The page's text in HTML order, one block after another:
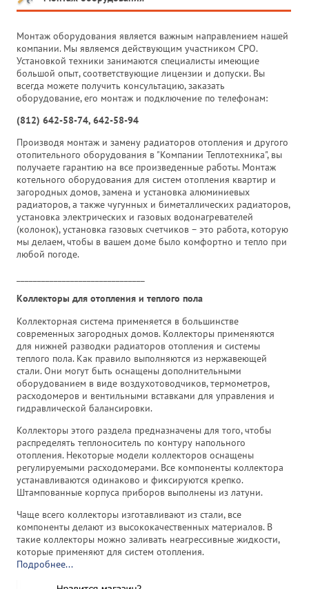
Монтаж оборудования является важным направлением нашей
компании. Мы являемся действующим участником СРО.
Установкой техники занимаются специалисты имеющие
большой опыт, соответствующие лицензии и допуски. Вы
всегда можете получить консультацию, заказать
оборудование, его монтаж и подключение по телефонам:
(812) 642-58-74, 642-58-94
Производя монтаж и замену радиаторов отопления и другого
отопительного оборудования в "Компании Теплотехника", вы
получаете гарантию на все произведенные работы. Монтаж
котельного оборудования для систем отопления квартир и
загородных домов, замена и установка алюминиевых
радиаторов, а также чугунных и биметаллических радиаторов,
установка электрических и газовых водонагревателей
(колонок), установка газовых счетчиков – это работа, которую
мы делаем, чтобы в вашем доме было комфортно и тепло при
любой погоде.
Коллекторы для отопления и теплого пола
Коллекторная система применяется в большинстве
современных загородных домов. Коллекторы применяются
для нижней разводки радиаторов отопления и системы
теплого пола. Как правило выполняются из нержавеющей
стали. Они могут быть оснащены дополнительными
оборудованием в виде воздухотоводчиков, термометров,
расходомеров и вентильными вставками для управления и
гидравлической балансировки.
Коллекторы этого раздела предназначены для того, чтобы
распределять теплоноситель по контуру напольного
отопления. Некоторые модели коллекторов оснащены
регулируемыми расходомерами. Все компоненты коллектора
устанавливаются одинаково и фиксируются крепко.
Штампованные корпуса приборов выполнены из латуни.
Чаще всего коллекторы изготавливают из стали, все
компоненты делают из высококачественных материалов. В
такие коллекторы можно заливать неагрессивные жидкости,
которые применяют для систем отопления.
Подробнее...